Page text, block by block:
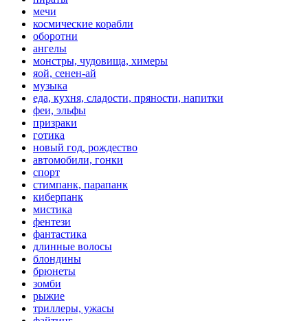
мечи
космические корабли
оборотни
ангелы
монстры, чудовища, химеры
яой, сенен-ай
музыка
еда, кухня, сладости, пряности, напитки
феи, эльфы
призраки
готика
новый год, рождество
автомобили, гонки
спорт
стимпанк, парапанк
киберпанк
мистика
фентези
фантастика
длинные волосы
блондины
брюнеты
зомби
рыжие
триллеры, ужасы